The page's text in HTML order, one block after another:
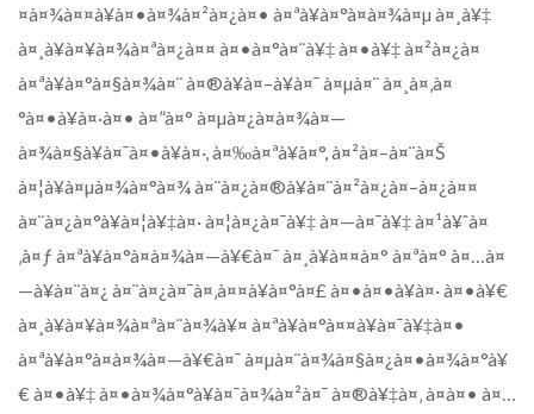
¤à¤¾à¤¤à¥à¤•à¤¾à¤²à¤¿à¤• à¤ªà¥à¤°à¤­à¤¾à¤µ à¤¸à¥‡
à¤¸à¥à¤¥à¤¾à¤ªà¤¿à¤¤ à¤•à¤°à¤¨à¥‡ à¤•à¥‡ à¤²à¤¿à¤
à¤ªà¥à¤°à¤§à¤¾à¤¨ à¤®à¥à¤–à¥à¤¯ à¤µà¤¨ à¤¸à¤‚à¤
°à¤•à¥à¤·à¤• à¤”à¤° à¤µà¤¿à¤­à¤¾à¤—
à¤¾à¤§à¥à¤¯à¤•à¥à¤·, à¤‰à¤ªà¥à¤°, à¤²à¤–à¤¨à¤Š
à¤¦à¥à¤µà¤¾à¤°à¤¾ à¤¨à¤¿à¤®à¥à¤¨à¤²à¤¿à¤–à¤¿à¤¤
à¤¨à¤¿à¤°à¥à¤¦à¥‡à¤· à¤¦à¤¿à¤¯à¥‡ à¤—à¤¯à¥‡ à¤¹à¥ˆà¤
‚à¤ƒ à¤ªà¥à¤°à¤­à¤¾à¤—à¥€à¤¯ à¤¸à¥à¤¤à¤° à¤ªà¤° à¤…à¤
—à¥à¤¨à¤¿ à¤¨à¤¿à¤¯à¤‚à¤¤à¥à¤°à¤£ à¤•à¤•à¥à¤· à¤•à¥€
à¤¸à¥à¤¥à¤¾à¤ªà¤¨à¤¾à¥¤ à¤ªà¥à¤°à¤¤à¥à¤¯à¥‡à¤•
à¤ªà¥à¤°à¤­à¤¾à¤—à¥€à¤¯ à¤µà¤¨à¤¾à¤§à¤¿à¤•à¤¾à¤°à¥
€ à¤•à¥‡ à¤•à¤¾à¤°à¥à¤¯à¤¾à¤²à¤¯ à¤®à¥‡à¤‚ à¤à¤• à¤…